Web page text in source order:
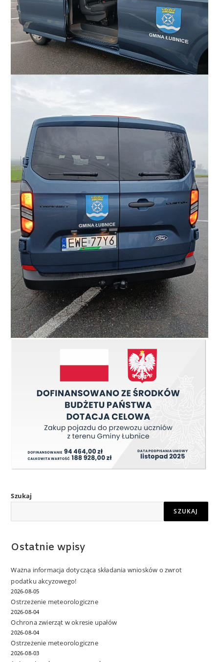
Szukaj
SZUKAJ
Ostatnie wpisy
Ważna informacja dotycząca składania wniosków o zwrot
podatku akcyzowego!
2026-08-05
Ostrzeżenie meteorologiczne
2026-08-04
Ochrona zwierząt w okresie upałów
2026-08-04
Ostrzeżenie meteorologiczne
2026-08-03